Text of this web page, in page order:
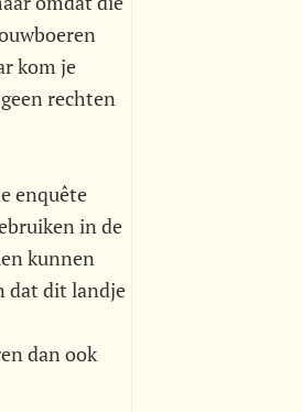
kom je
rechten
enquête
in de
kunnen
dat dit landje
dan ook